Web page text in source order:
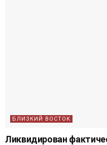
БЛИЗКИЙ ВОСТОК
Ликвидирован